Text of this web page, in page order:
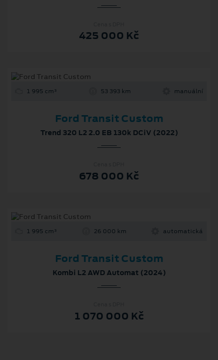
425 000 Kč
1 995 cm³ 53 393 km manuální
Ford Transit Custom
Trend 320 L2 2.0 EB 130k DCiV (2022)
678 000 Kč
1 995 cm³ 26 000 km automatická
Ford Transit Custom
Kombi L2 AWD Automat (2024)
1 070 000 Kč